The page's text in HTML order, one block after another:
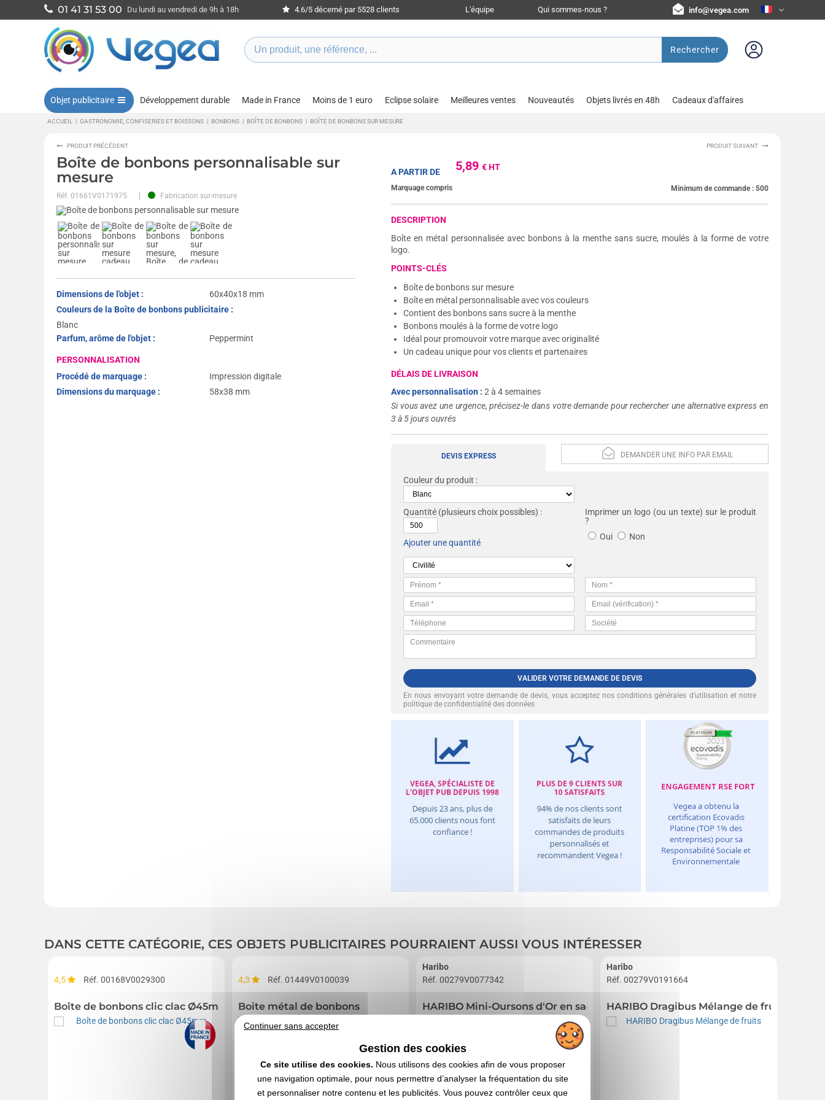
01 41 31 53 00 Du lundi au vendredi de 9h à 18h 4.6/5 décerné par 5528 clients L'équipe Qui sommes-nous ? info@vegea.com
Rechercher
Objet publicitaire Développement durable Made in France Moins de 1 euro Eclipse solaire Meilleures ventes Nouveautés Objets livrés en 48h Cadeaux d'affaires
ACCUEIL | GASTRONOMIE, CONFISERIES ET BOISSONS | BONBONS | BOÎTE DE BONBONS | BOÎTE DE BONBONS SUR MESURE
PRODUIT PRÉCÉDENT PRODUIT SUIVANT
Boîte de bonbons personnalisable sur
mesure
Réf. 01661V0171975 Fabrication sur-mesure
Dimensions de l'objet :
60x40x18 mm
Couleurs de la Boîte de bonbons publicitaire :
Blanc
Parfum, arôme de l'objet :
Peppermint
PERSONNALISATION
Procédé de marquage :
Impression digitale
Dimensions du marquage :
58x38 mm
5,89€ HT
A PARTIR DE
Marquage compris Minimum de commande : 500
DESCRIPTION
Boîte en métal personnalisée avec bonbons à la menthe sans sucre, moulés à la forme de votre
logo.
POINTS-CLÉS
Boîte de bonbons sur mesure
Boîte en métal personnalisable avec vos couleurs
Contient des bonbons sans sucre à la menthe
Bonbons moulés à la forme de votre logo
Idéal pour promouvoir votre marque avec originalité
Un cadeau unique pour vos clients et partenaires
DÉLAIS DE LIVRAISON
Avec personnalisation :2 à 4 semaines
Si vous avez une urgence, précisez-le dans votre demande pour rechercher une alternative express en
3 à 5 jours ouvrés
DEMANDER UNE INFO PAR EMAIL
DEVIS EXPRESS
Couleur du produit :
Quantité (plusieurs choix possibles) :
Ajouter une quantité
Imprimer un logo (ou un texte) sur le produit
?
Oui
Non
VALIDER VOTRE DEMANDE DE DEVIS
En nous envoyant votre demande de devis, vous acceptez nosconditions générales d’utilisation et notre
politique de confidentialité des données
DANS CETTE CATÉGORIE, CES OBJETS PUBLICITAIRES POURRAIENT AUSSI VOUS INTÉRESSER
4,5 Réf. 00168V0029300
Boîte de bonbons clic clac Ø45mm
4,3 Réf. 01449V0100039
Boite métal de bonbons
Haribo
Réf. 00279V0077342
HARIBO Mini-Oursons d'Or en sachet promo
Haribo
Réf. 00279V0191664
HARIBO Dragibus Mélange de fruits
Continuer sans accepter
Gestion des cookies
Ce site utilise des cookies. Nous utilisons des cookies afin de vous proposer
une navigation optimale, pour nous permettre d’analyser la fréquentation du site
et personnaliser notre contenu et les publicités. Vous pouvez contrôler ceux que